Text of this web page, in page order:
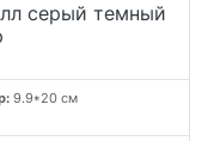
серый темный
9.9*20 см